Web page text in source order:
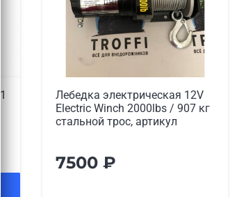
Лебедка электрическая 12V
Electric Winch 3000lbs / 1361
кг с кевларовым тросом
9700₽